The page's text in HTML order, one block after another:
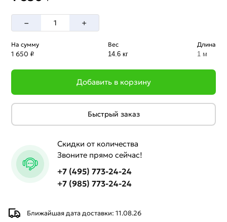
Ближайшая дата доставки: 11.08.26
– +
На сумму
1 650 ₽
Вес
14.6 кг
Длина
1 м
Добавить в корзину
Быстрый заказ
Скидки от количества
Звоните прямо сейчас!
+7 (495) 773-24-24
+7 (985) 773-24-24